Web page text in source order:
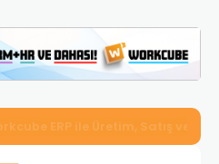
ERP ile Üretim, Satış ve